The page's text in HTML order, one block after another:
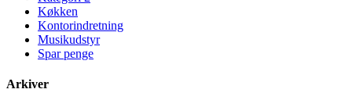
Køkken
Kontorindretning
Musikudstyr
Spar penge
Arkiver